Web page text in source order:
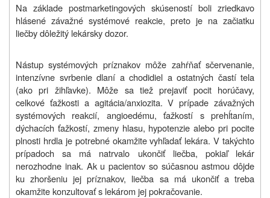
Na základe postmarketingových skúseností boli zriedkavo
hlásené závažné systémové reakcie, preto je na začiatku
liečby dôležitý lekársky dozor.
Nástup systémových príznakov môže zahŕňať sčervenanie,
intenzívne svrbenie dlaní a chodidiel a ostatných častí tela
(ako pri žihľavke). Môže sa tiež prejaviť pocit horúčavy,
celkové ťažkosti a agitácia/anxiozita. V prípade závažných
systémových reakcií, angioedému, ťažkostí s prehĺtaním,
dýchacích ťažkostí, zmeny hlasu, hypotenzie alebo pri pocite
plnosti hrdla je potrebné okamžite vyhľadať lekára. V takýchto
prípadoch sa má natrvalo ukončiť liečba, pokiaľ lekár
nerozhodne inak. Ak u pacientov so súčasnou astmou dôjde
ku zhoršeniu jej príznakov, liečba sa má ukončiť a treba
okamžite konzultovať s lekárom jej pokračovanie.